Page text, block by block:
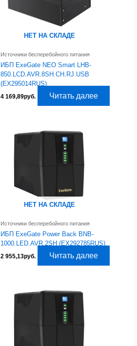
НЕТ НА СКЛАДЕ
Источники бесперебойного питания
ИБП ExeGate NEO Smart LHB-
850.LCD.AVR.8SH.CH.RJ.USB
(EX295014RUS)
4 169,89руб. Читать далее
НЕТ НА СКЛАДЕ
Источники бесперебойного питания
ИБП ExeGate Power Back BNB-
1000.LED.AVR.2SH (EX292785RUS)
2 955,13руб. Читать далее